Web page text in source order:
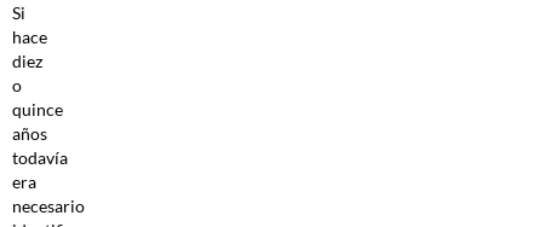
Si
hace
diez
o
quince
años
todavía
era
necesario